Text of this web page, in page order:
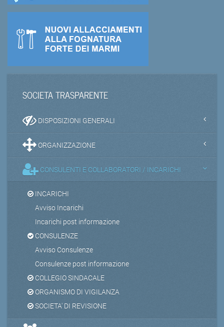
SOCIETA TRASPARENTE
DISPOSIZIONI GENERALI
ORGANIZZAZIONE
CONSULENTI E COLLABORATORI / INCARICHI
INCARICHI
Avviso Incarichi
Incarichi post informazione
CONSULENZE
Avviso Consulenze
Consulenze post informazione
COLLEGIO SINDACALE
ORGANISMO DI VIGILANZA
SOCIETA' DI REVISIONE